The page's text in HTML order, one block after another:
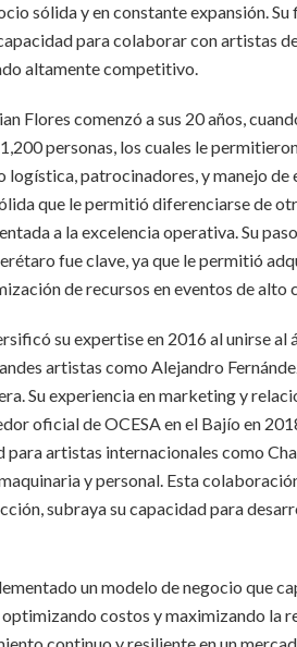
sólida y en constante expansión.
para colaborar con artistas
altamente competitivo.
Flores comenzó a sus 20 años,
personas, los cuales le
logística, patrocinadores, y manejo
que le permitió diferenciarse de
a la excelencia operativa. Su
fue clave, ya que le permitió
de recursos en eventos de alto
su expertise en 2016 al unirse al
artistas como Alejandro
Su experiencia en marketing y
oficial de OCESA en el Bajío en
para artistas internacionales como
y personal. Esta
subraya su capacidad para
un modelo de negocio que
costos y maximizando la